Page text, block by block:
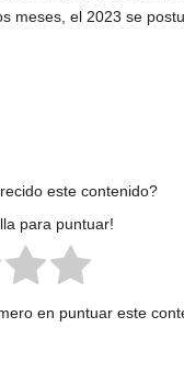
meses, el 2023 se
este contenido?
para puntuar!
en puntuar este